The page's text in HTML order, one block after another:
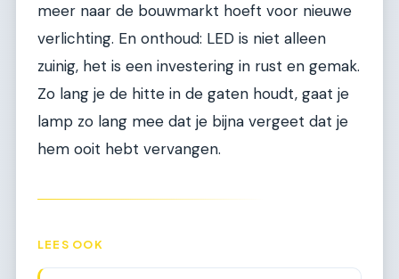
meer naar de bouwmarkt hoeft voor nieuwe
verlichting. En onthoud: LED is niet alleen
zuinig, het is een investering in rust en gemak.
Zo lang je de hitte in de gaten houdt, gaat je
lamp zo lang mee dat je bijna vergeet dat je
hem ooit hebt vervangen.
LEES OOK